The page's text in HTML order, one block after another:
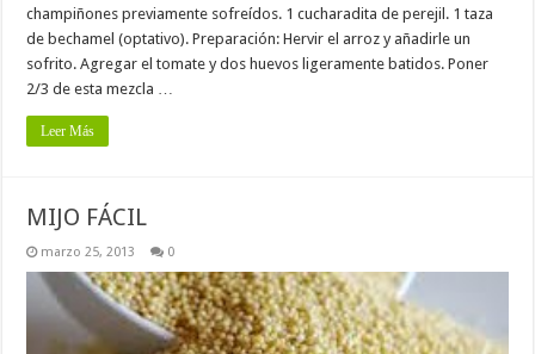
champiñones previamente sofreídos. 1 cucharadita de perejil. 1 taza
de bechamel (optativo). Preparación: Hervir el arroz y añadirle un
sofrito. Agregar el tomate y dos huevos ligeramente batidos. Poner
2/3 de esta mezcla …
Leer Más
MIJO FÁCIL
marzo 25, 2013 0